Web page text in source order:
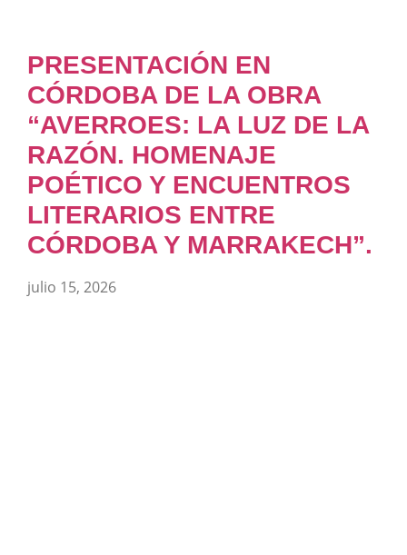
PRESENTACIÓN EN
CÓRDOBA DE LA OBRA
“AVERROES: LA LUZ DE LA
RAZÓN. HOMENAJE
POÉTICO Y ENCUENTROS
LITERARIOS ENTRE
CÓRDOBA Y MARRAKECH”.
julio 15, 2026